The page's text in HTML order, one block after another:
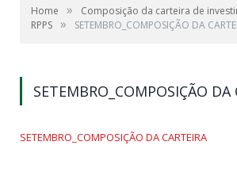
Home »
Composição da carteira de
RPPS » SETEMBRO_COMPOSIÇÃO DA
SETEMBRO_COMPOSIÇÃO DA
SETEMBRO_COMPOSIÇÃO DA CARTEIRA